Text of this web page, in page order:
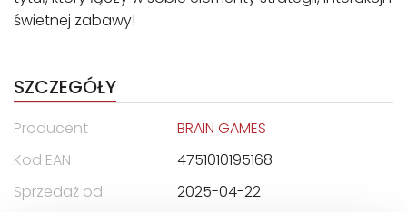
świetnej zabawy!
SZCZEGÓŁY
Producent
BRAIN GAMES
Kod EAN
4751010195168
Sprzedaż od
2025-04-22